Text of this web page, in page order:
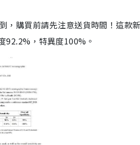
，購買前請先注意送貨時間！這款
，特異度100%。